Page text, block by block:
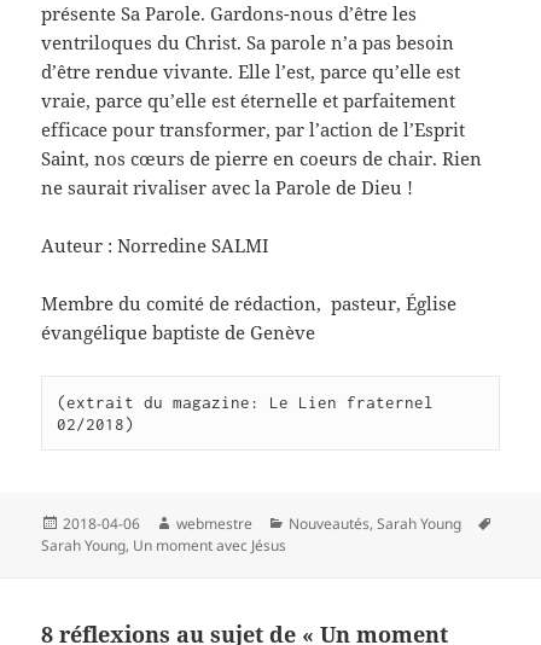
présente Sa Parole. Gardons-nous d’être les
ventriloques du Christ. Sa parole n’a pas besoin
d’être rendue vivante. Elle l’est, parce qu’elle est
vraie, parce qu’elle est éternelle et parfaitement
efficace pour transformer, par l’action de l’Esprit
Saint, nos cœurs de pierre en coeurs de chair. Rien
ne saurait rivaliser avec la Parole de Dieu !
Auteur : Norredine SALMI
Membre du comité de rédaction, pasteur, Église
évangélique baptiste de Genève
(extrait du magazine: Le Lien fraternel
02/2018)
Publié
le
2018-04-06 Auteur
webmestre Catégories
Nouveautés,Sarah Young
Sarah Young, Un moment avec Jésus
8 réflexions au sujet de « Un moment